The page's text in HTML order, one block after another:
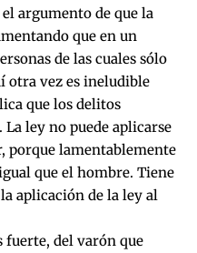
argumento de que la
que en un
de las cuales sólo
otra vez es ineludible
que los delitos
La ley no puede aplicarse
porque lamentablemente
que el hombre. Tiene
aplicación de la ley al
fuerte, del varón que